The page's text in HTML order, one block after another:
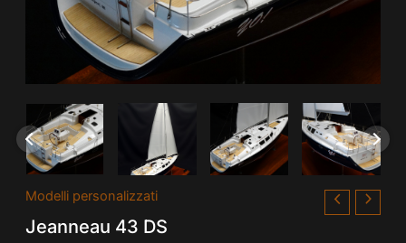
Modelli personalizzati
Jeanneau 43 DS